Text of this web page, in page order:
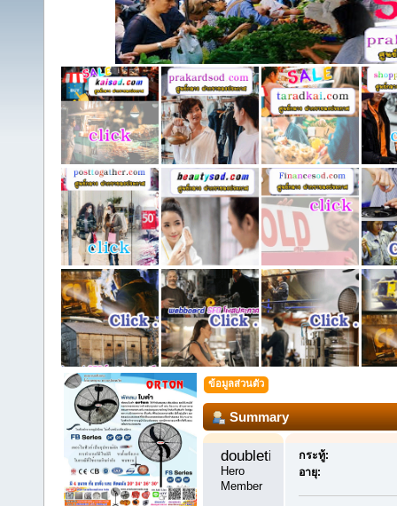
ข้อมูลส่วนตัว
Summary
doubletime11
Hero
Member
กระทู้:
อายุ: